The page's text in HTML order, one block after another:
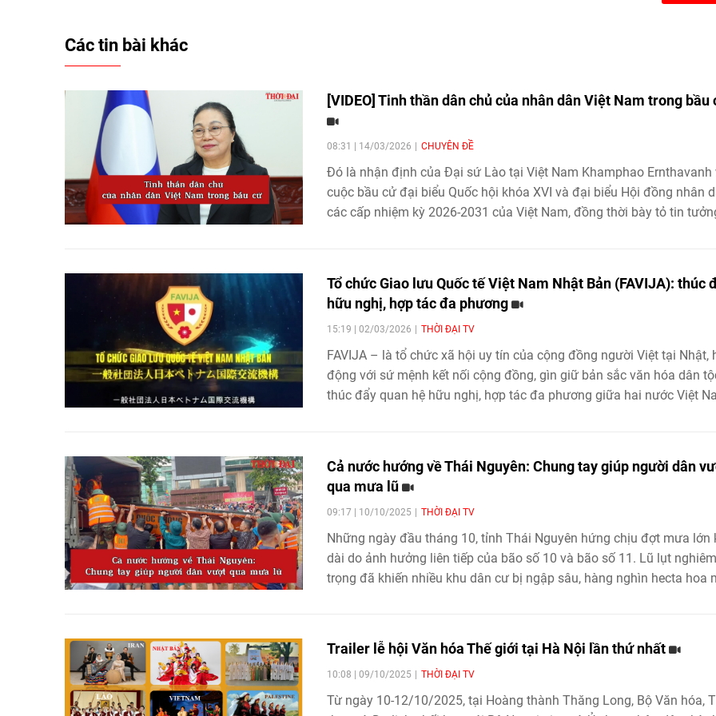
Các tin bài khác
[VIDEO] Tinh thần dân chủ của nhân dân Việt Nam trong bầu
08:31 | 14/03/2026 CHUYÊN ĐỀ
Đó là nhận định của Đại sứ Lào tại Việt Nam Khamphao Ernthavanh
cuộc bầu cử đại biểu Quốc hội khóa XVI và đại biểu Hội đồng nhân
các cấp nhiệm kỳ 2026-2031 của Việt Nam, đồng thời bày tỏ tin
Tổ chức Giao lưu Quốc tế Việt Nam Nhật Bản (FAVIJA): thúc
hữu nghị, hợp tác đa phương
15:19 | 02/03/2026 THỜI ĐẠI TV
FAVIJA – là tổ chức xã hội uy tín của cộng đồng người Việt tại Nhật,
động với sứ mệnh kết nối cộng đồng, gìn giữ bản sắc văn hóa dân
thúc đẩy quan hệ hữu nghị, hợp tác đa phương giữa hai nước Việt
Cả nước hướng về Thái Nguyên: Chung tay giúp người dân
qua mưa lũ
09:17 | 10/10/2025 THỜI ĐẠI TV
Những ngày đầu tháng 10, tỉnh Thái Nguyên hứng chịu đợt mưa lớn
dài do ảnh hưởng liên tiếp của bão số 10 và bão số 11. Lũ lụt nghiêm
trọng đã khiến nhiều khu dân cư bị ngập sâu, hàng nghìn hecta hoa
tình trạng nguy cấp của nhiều hộ dân và cho thấy mức độ tàn phá
liệt của thiên tai.
Trailer lễ hội Văn hóa Thế giới tại Hà Nội lần thứ nhất
10:08 | 09/10/2025 THỜI ĐẠI TV
Từ ngày 10-12/10/2025, tại Hoàng thành Thăng Long, Bộ Văn hóa,